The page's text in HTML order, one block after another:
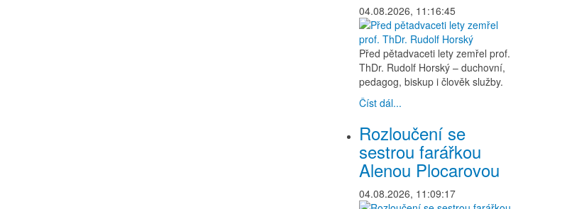
04.08.2026, 11:16:45
Před pětadvaceti lety zemřel prof.
ThDr. Rudolf Horský – duchovní,
pedagog, biskup i člověk služby.
Číst dál...
Rozloučení se
sestrou farářkou
Alenou Plocarovou
04.08.2026, 11:09:17